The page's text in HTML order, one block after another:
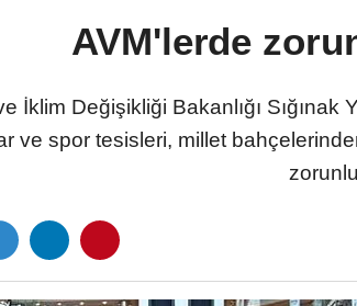
AVM'lerde
İklim Değişikliği Bakanlığı
ve spor tesisleri, millet